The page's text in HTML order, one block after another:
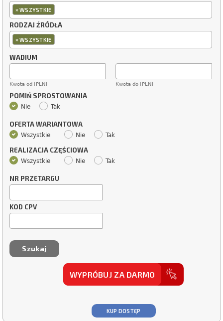
×WSZYSTKIE
RODZAJ ŹRÓDŁA
×WSZYSTKIE
WADIUM
Kwota od [PLN] Kwota do [PLN]
POMIŃ SPROSTOWANIA
Nie Tak
OFERTA WARIANTOWA
Wszystkie Nie Tak
REALIZACJA CZĘŚCIOWA
Wszystkie Nie Tak
NR PRZETARGU
KOD CPV
WYPRÓBUJ ZA DARMO
KUP DOSTĘP